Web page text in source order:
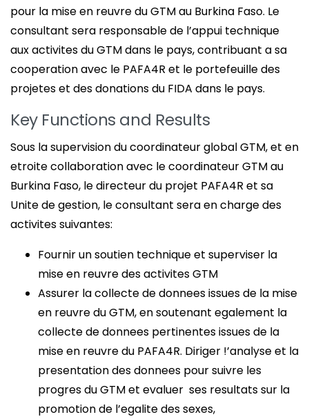
pour la mise en reuvre du GTM au Burkina Faso. Le
consultant sera responsable de l’appui technique
aux activites du GTM dans le pays, contribuant a sa
cooperation avec le PAFA4R et le portefeuille des
projetes et des donations du FIDA dans le pays.
Key Functions and Results
Sous la supervision du coordinateur global GTM, et en
etroite collaboration avec le coordinateur GTM au
Burkina Faso, le directeur du projet PAFA4R et sa
Unite de gestion, le consultant sera en charge des
activites suivantes:
Fournir un soutien technique et superviser la
mise en reuvre des activites GTM
Assurer la collecte de donnees issues de la mise
en reuvre du GTM, en soutenant egalement la
collecte de donnees pertinentes issues de la
mise en reuvre du PAFA4R. Diriger !’analyse et la
presentation des donnees pour suivre les
progres du GTM et evaluer ses resultats sur la
promotion de l’egalite des sexes,